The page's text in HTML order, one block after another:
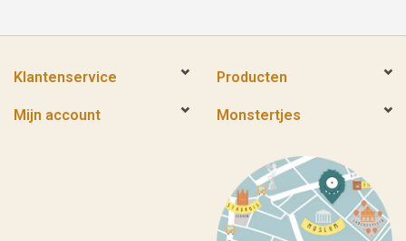
Sales
Merken
Klantenservice Producten
Mijn account Monstertjes